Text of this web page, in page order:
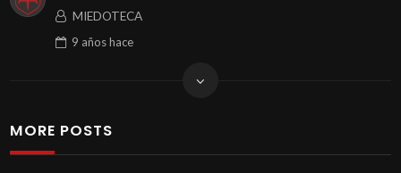
MIEDOTECA
9 añoshace
MORE POSTS